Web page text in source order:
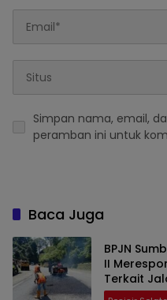
Simpan nama, email,
peramban ini untuk
Baca Juga
BPJN
II
Terkait
Selasa-